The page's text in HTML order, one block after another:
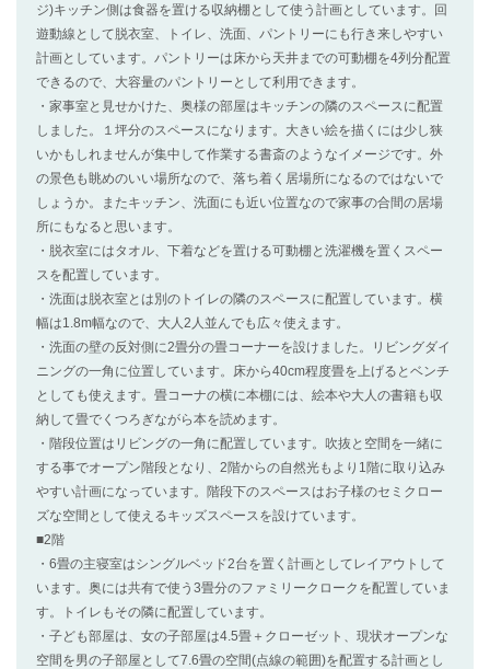
ジ)キッチン側は食器を置ける収納棚として使う計画としています。回
遊動線として脱衣室、トイレ、洗面、パントリーにも行き来しやすい
計画としています。パントリーは床から天井までの可動棚を4列分配置
できるので、大容量のパントリーとして利用できます。
・家事室と見せかけた、奥様の部屋はキッチンの隣のスペースに配置
しました。１坪分のスペースになります。大きい絵を描くには少し狭
いかもしれませんが集中して作業する書斎のようなイメージです。外
の景色も眺めのいい場所なので、落ち着く居場所になるのではないで
しょうか。またキッチン、洗面にも近い位置なので家事の合間の居場
所にもなると思います。
・脱衣室にはタオル、下着などを置ける可動棚と洗濯機を置くスペー
スを配置しています。
・洗面は脱衣室とは別のトイレの隣のスペースに配置しています。横
幅は1.8m幅なので、大人2人並んでも広々使えます。
・洗面の壁の反対側に2畳分の畳コーナーを設けました。リビングダイ
ニングの一角に位置しています。床から40cm程度畳を上げるとベンチ
としても使えます。畳コーナの横に本棚には、絵本や大人の書籍も収
納して畳でくつろぎながら本を読めます。
・階段位置はリビングの一角に配置しています。吹抜と空間を一緒に
する事でオープン階段となり、2階からの自然光もより1階に取り込み
やすい計画になっています。階段下のスペースはお子様のセミクロー
ズな空間として使えるキッズスペースを設けています。
■2階
・6畳の主寝室はシングルベッド2台を置く計画としてレイアウトして
います。奥には共有で使う3畳分のファミリークロークを配置していま
す。トイレもその隣に配置しています。
・子ども部屋は、女の子部屋は4.5畳＋クローゼット、現状オープンな
空間を男の子部屋として7.6畳の空間(点線の範囲)を配置する計画とし